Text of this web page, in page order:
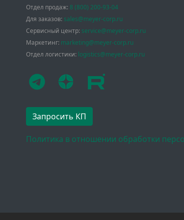
Отдел продаж: 8 (800) 200-93-04
Для заказов: sales@meyer-corp.ru
Сервисный центр: service@meyer-corp.ru
Маркетинг: marketing@meyer-corp.ru
Отдел логистики: logistics@meyer-corp.ru
Запросить КП
Политика в отношении обработки